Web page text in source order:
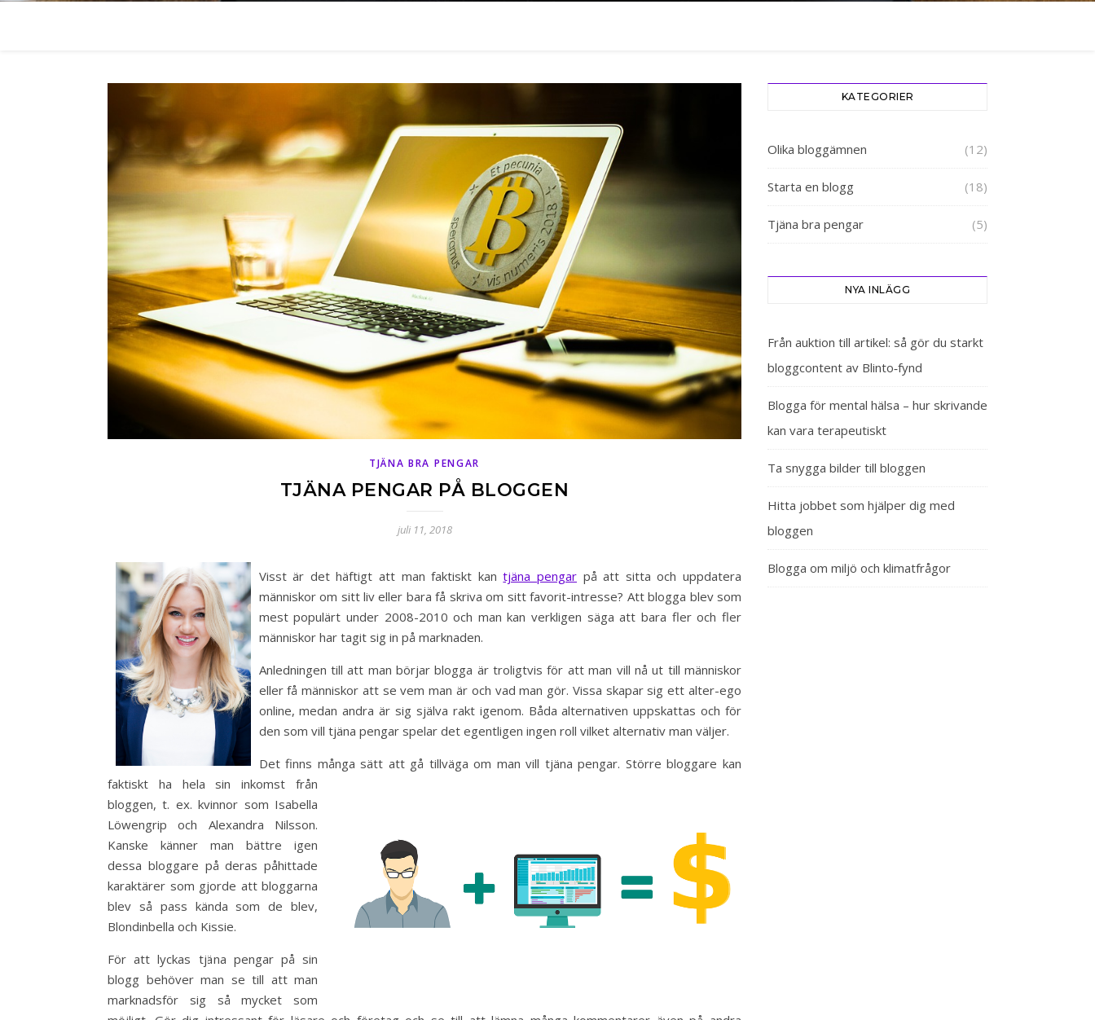
TJÄNA BRA PENGAR
TJÄNA PENGAR PÅ BLOGGEN
juli 11, 2018
Visst är det häftigt att man faktiskt kantjäna pengar på att sitta och uppdatera
människor om sitt liv eller bara få skriva om sitt favorit-intresse? Att blogga blev som
mest populärt under 2008-2010 och man kan verkligen säga att bara fler och fler
människor har tagit sig in på marknaden.
Anledningen till att man börjar blogga är troligtvis för att man vill nå ut till människor
eller få människor att se vem man är och vad man gör. Vissa skapar sig ett alter-ego
online, medan andra är sig själva rakt igenom. Båda alternativen uppskattas och för
den som vill tjäna pengar spelar det egentligen ingen roll vilket alternativ man väljer.
Det finns många sätt att gå tillväga om man vill tjäna pengar. Större bloggare kan
faktiskt ha hela sin inkomst från
bloggen, t. ex. kvinnor som Isabella
Löwengrip och Alexandra Nilsson.
Kanske känner man bättre igen
dessa bloggare på deras påhittade
karaktärer som gjorde att bloggarna
blev så pass kända som de blev,
Blondinbella och Kissie.
För att lyckas tjäna pengar på sin
blogg behöver man se till att man
marknadsför sig så mycket som
KATEGORIER
Olika bloggämnen (12)
Starta en blogg (18)
Tjäna bra pengar (5)
NYA INLÄGG
Från auktion till artikel: så gör du starkt
bloggcontent av Blinto‑fynd
Blogga för mental hälsa – hur skrivande
kan vara terapeutiskt
Ta snygga bilder till bloggen
Hitta jobbet som hjälper dig med
bloggen
Blogga om miljö och klimatfrågor